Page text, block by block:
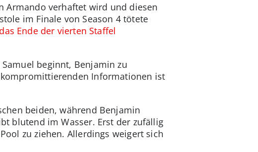
Armando verhaftet wird und diesen
im Finale von Season 4 tötete
das Ende der vierten Staffel
beginnt, Benjamin zu
Informationen ist
beiden, während Benjamin
blutend im Wasser. Erst der zufällig
zu ziehen. Allerdings weigert sich